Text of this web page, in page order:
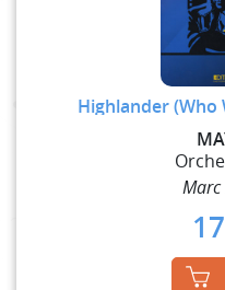
Highlander (Who
Marc